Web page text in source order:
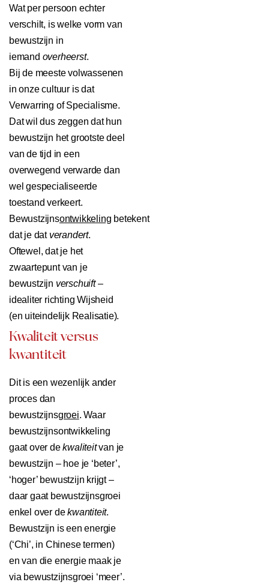
Wat per persoon echter
verschilt, is welke vorm van
bewustzijn in
iemand overheerst.
Bij de meeste volwassenen
in onze cultuur is dat
Verwarring of Specialisme.
Dat wil dus zeggen dat hun
bewustzijn het grootste deel
van de tijd in een
overwegend verwarde dan
wel gespecialiseerde
toestand verkeert.
Bewustzijnsontwikkeling betekent
dat je dat verandert.
Oftewel, dat je het
zwaartepunt van je
bewustzijn verschuift–
idealiter richting Wijsheid
(en uiteindelijk Realisatie).
Kwaliteit versus
kwantiteit
Dit is een wezenlijk ander
proces dan
bewustzijnsgroei. Waar
bewustzijnsontwikkeling
gaat over dekwaliteitvan je
bewustzijn – hoe je ‘beter’,
‘hoger’ bewustzijn krijgt –
daar gaat bewustzijnsgroei
enkel over dekwantiteit.
Bewustzijn is een energie
(‘Chi’, in Chinese termen)
en van die energie maak je
via bewustzijnsgroei ‘meer’.